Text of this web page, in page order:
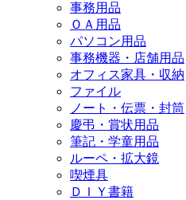
事務用品
ＯＡ用品
パソコン用品
事務機器・店舗用品
オフィス家具・収納
ファイル
ノート・伝票・封筒
慶弔・賞状用品
筆記・学童用品
ルーペ・拡大鏡
喫煙具
ＤＩＹ書籍